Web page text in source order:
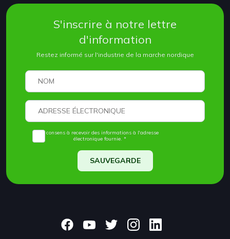
S'inscrire à notre lettre
d'information
Restez informé sur l'industrie de la marche nordique
Je consens à recevoir des informations à l'adresse
électronique fournie. *
SAUVEGARDE